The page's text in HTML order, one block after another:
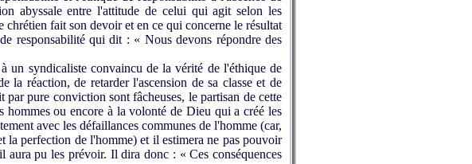
abyssale entre l'attitude de celui qui agit selon les
fait son devoir et en ce qui concerne le résultat
responsabilité qui dit : « Nous devons répondre des
un syndicaliste convaincu de la vérité de l'éthique de
la réaction, de retarder l'ascension de sa classe et de
pure conviction sont fâcheuses, le partisan de cette
hommes ou encore à la volonté de Dieu qui a créé les
avec les défaillances communes de l'homme (car,
la perfection de l'homme) et il estimera ne pas pouvoir
aura pu les prévoir. Il dira donc : « Ces conséquences